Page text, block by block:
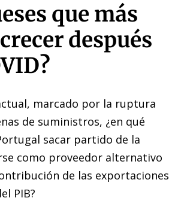
que más
después
marcado por la ruptura
de suministros, ¿en qué
sacar partido de la
como proveedor alternativo
de las exportaciones
PIB?